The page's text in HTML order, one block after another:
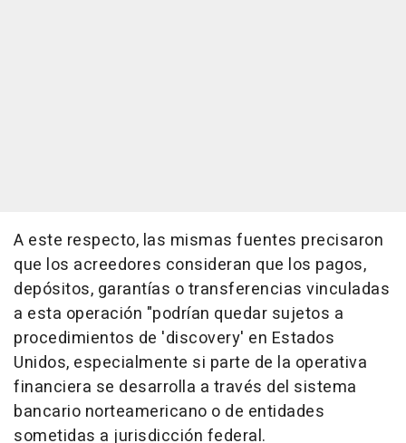
A este respecto, las mismas fuentes precisaron
que los acreedores consideran que los pagos,
depósitos, garantías o transferencias vinculadas
a esta operación "podrían quedar sujetos a
procedimientos de 'discovery' en Estados
Unidos, especialmente si parte de la operativa
financiera se desarrolla a través del sistema
bancario norteamericano o de entidades
sometidas a jurisdicción federal.